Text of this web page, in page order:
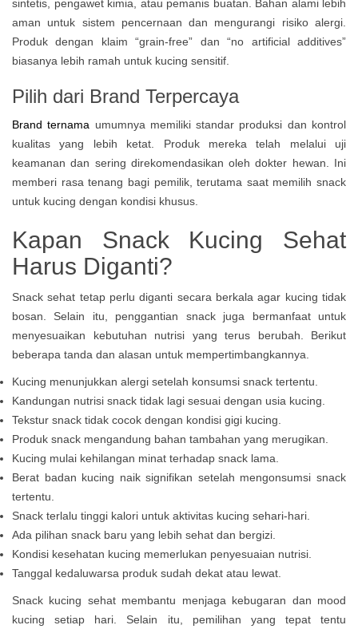
sintetis, pengawet kimia, atau pemanis buatan. Bahan alami lebih
aman untuk sistem pencernaan dan mengurangi risiko alergi.
Produk dengan klaim “grain-free” dan “no artificial additives”
biasanya lebih ramah untuk kucing sensitif.
Pilih dari Brand Terpercaya
Brand ternama umumnya memiliki standar produksi dan kontrol
kualitas yang lebih ketat. Produk mereka telah melalui uji
keamanan dan sering direkomendasikan oleh dokter hewan. Ini
memberi rasa tenang bagi pemilik, terutama saat memilih snack
untuk kucing dengan kondisi khusus.
Kapan Snack Kucing Sehat
Harus Diganti?
Snack sehat tetap perlu diganti secara berkala agar kucing tidak
bosan. Selain itu, penggantian snack juga bermanfaat untuk
menyesuaikan kebutuhan nutrisi yang terus berubah. Berikut
beberapa tanda dan alasan untuk mempertimbangkannya.
Kucing menunjukkan alergi setelah konsumsi snack tertentu.
Kandungan nutrisi snack tidak lagi sesuai dengan usia kucing.
Tekstur snack tidak cocok dengan kondisi gigi kucing.
Produk snack mengandung bahan tambahan yang merugikan.
Kucing mulai kehilangan minat terhadap snack lama.
Berat badan kucing naik signifikan setelah mengonsumsi snack
tertentu.
Snack terlalu tinggi kalori untuk aktivitas kucing sehari-hari.
Ada pilihan snack baru yang lebih sehat dan bergizi.
Kondisi kesehatan kucing memerlukan penyesuaian nutrisi.
Tanggal kedaluwarsa produk sudah dekat atau lewat.
Snack kucing sehat membantu menjaga kebugaran dan mood
kucing setiap hari. Selain itu, pemilihan yang tepat tentu